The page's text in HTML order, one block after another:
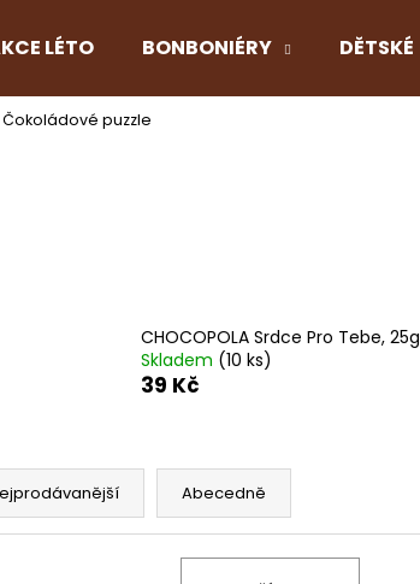
LÉTO BONBONIÉRY DĚTSKÉ
Čokoládové puzzle
CHOCOPOLA Srdce Pro Tebe, 25g
Skladem (10 ks)
39 Kč
Abecedně
Co potřebujete najít?
Doporučujeme